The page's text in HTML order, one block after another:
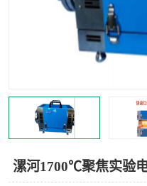
漯河1700℃聚焦实验
高温涂料
快速红外辐射聚焦炉